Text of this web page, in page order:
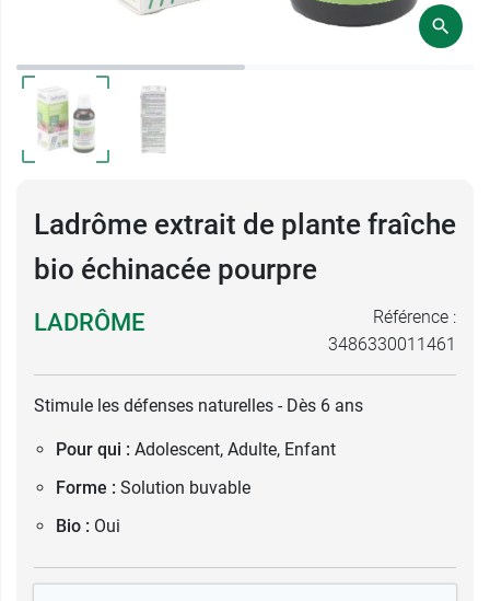
Ladrôme extrait de plante fraîche
bio échinacée pourpre
LADRÔME
Référence :
3486330011461
Stimule les défenses naturelles - Dès 6 ans
Pour qui : Adolescent, Adulte, Enfant
Forme : Solution buvable
Bio : Oui